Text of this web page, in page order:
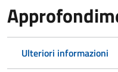
Ulteriori informazioni